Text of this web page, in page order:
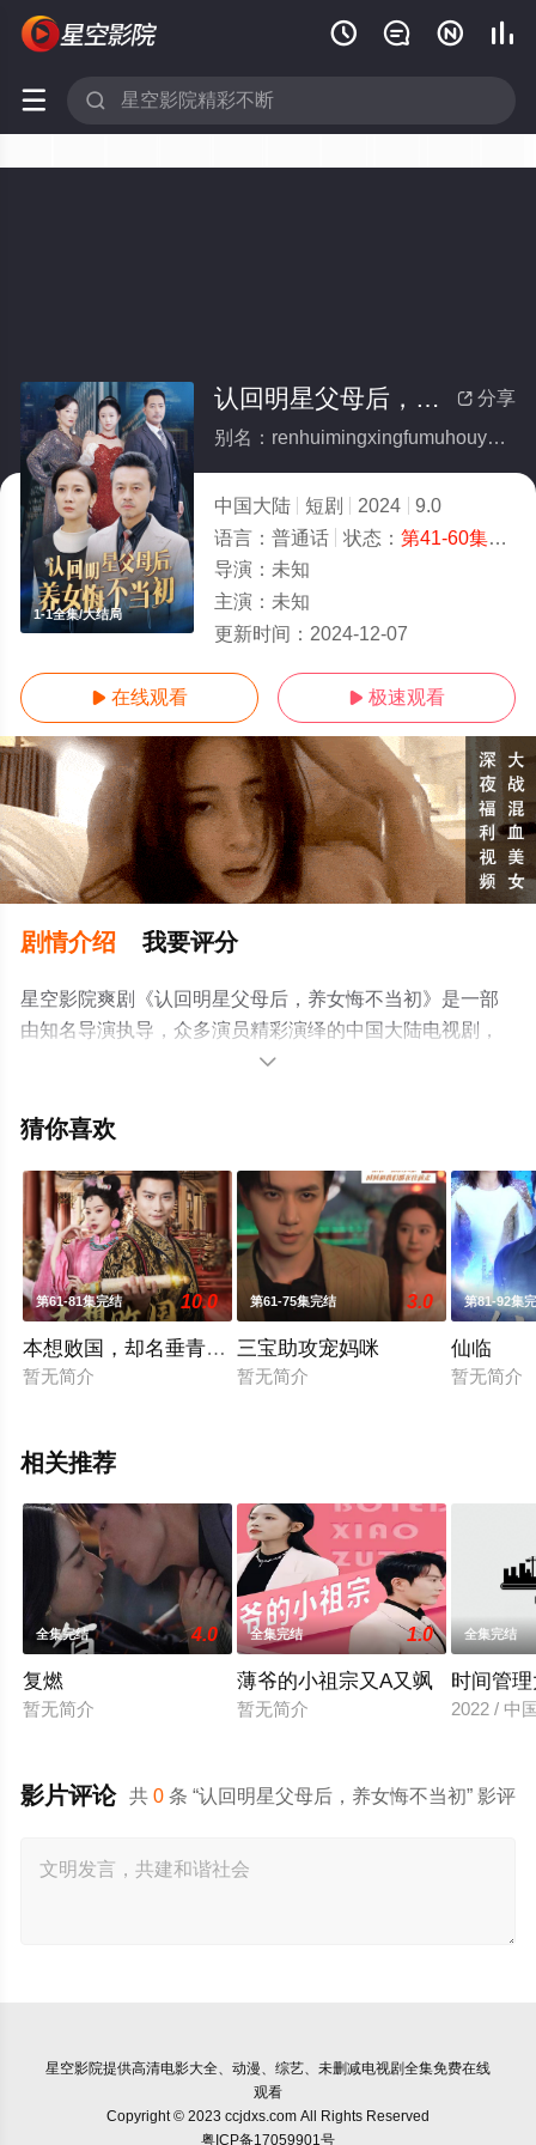
   
 
1-1全集/大结局
 分享
认回明星父母后，养女悔不当初(全集)
别名：renhuimingxingfumuhouyangnvhuibudangchu
中国大陆 短剧 2024
9.0
语言： 普通话 状态： 第41-60集完结
导演： 未知
主演： 未知
更新时间： 2024-12-07
 在线观看  极速观看
剧情介绍 我要评分
星空影院爽剧《认回明星父母后，养女悔不当初》是一部
由知名导演执导，众多演员精彩演绎的中国大陆电视剧，
大结局剧情已揭晓（1-1全集），手机免费观看高清无删减
移步至豆瓣电视剧、电视猫或剧情网等平台了解。

猜你喜欢
第61-81集完结 10.0
本想败国，却名垂青史（朕真不想赢）穿越封神我成了纣
暂无简介
第61-75集完结 3.0
三宝助攻宠妈咪
暂无简介
第81-92集
仙临
暂无简介
相关推荐
全集完结 4.0
复燃
暂无简介
全集完结 1.0
薄爷的小祖宗又A又飒
暂无简介
全集完结
时间管
2022 / 中
共0 条 “认回明星父母后，养女悔不当初” 影评
影片评论
星空影院提供高清电影大全、动漫、综艺、未删减电视剧全集免费在线
观看
Copyright © 2023 ccjdxs.com All Rights Reserved
粤ICP备17059901号